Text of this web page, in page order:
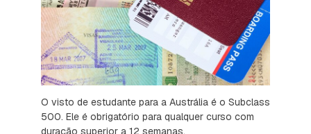
O visto de estudante para a Austrália é o Subclass
500. Ele é obrigatório para qualquer curso com
duração superior a 12 semanas.